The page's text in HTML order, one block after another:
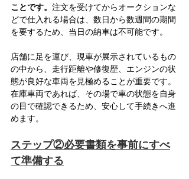
ことです。 注文を受けてからオークションな
どで仕入れる場合は、数日から数週間の期間
を要するため、当日の納車は不可能です。
店舗に足を運び、現車が展示されているもの
の中から、走行距離や修復歴、エンジンの状
態が良好な車両を見極めることが重要です。
在庫車両であれば、その場で車の状態を自身
の目で確認できるため、安心して手続きへ進
めます。
ステップ②必要書類を事前にすべ
て準備する